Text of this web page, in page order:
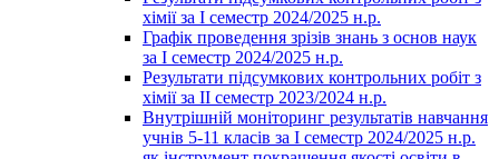
хімії за І семестр 2024/2025 н.р.
Графік проведення зрізів знань з основ наук
за І семестр 2024/2025 н.р.
Результати підсумкових контрольних робіт з
хімії за ІІ семестр 2023/2024 н.р.
Внутрішній моніторинг результатів навчання
учнів 5-11 класів за І семестр 2024/2025 н.р.